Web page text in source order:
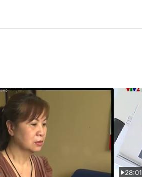
28:01